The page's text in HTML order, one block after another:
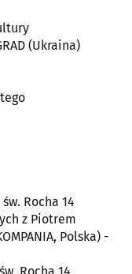
(Ukraina)
Rocha 14
z Piotrem
Polska) -